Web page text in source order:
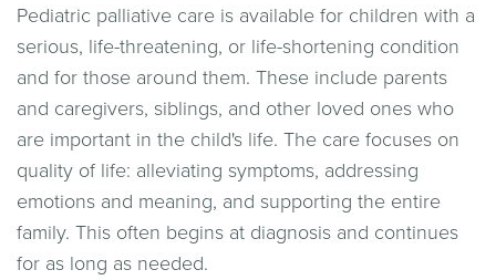
Pediatric palliative care is available for children with a
serious, life-threatening, or life-shortening condition
and for those around them. These include parents
and caregivers, siblings, and other loved ones who
are important in the child's life. The care focuses on
quality of life: alleviating symptoms, addressing
emotions and meaning, and supporting the entire
family. This often begins at diagnosis and continues
for as long as needed.